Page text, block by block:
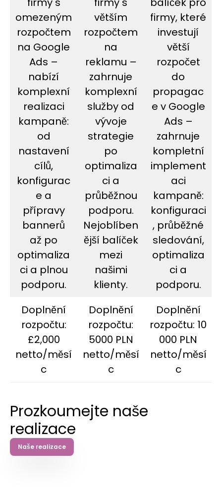
omezeným
rozpočtem
na Google
Ads –
nabízí
komplexní
realizaci
kampaně:
od
nastavení
cílů,
konfigurac
e a
přípravy
bannerů
až po
optimaliza
ci a plnou
podporu.
větším
rozpočtem
na
reklamu –
zahrnuje
komplexní
služby od
vývoje
strategie
po
optimaliza
ci a
průběžnou
podporu.
Nejoblíben
ější balíček
mezi
našimi
klienty.
firmy, které
investují
větší
rozpočet
do
propagac
e v Google
Ads –
zahrnuje
kompletní
implement
aci
kampaně:
konfiguraci
, průběžné
sledování,
optimaliza
ci a
podporu.
Doplnění
rozpočtu:
£2,000
netto/měsí
c
Doplnění
rozpočtu:
5000 PLN
netto/měsí
c
Doplnění
rozpočtu: 10
000 PLN
netto/měsí
c
Prozkoumejte naše
realizace
Naše realizace